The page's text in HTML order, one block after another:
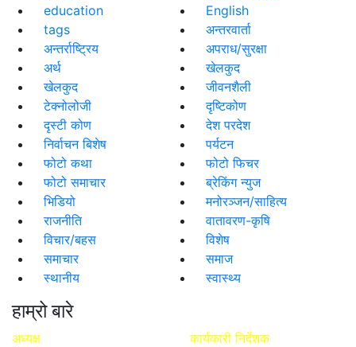
education
English
tags
अन्तरवार्ता
अन्तर्राष्ट्रिय
अपराध/सुरक्षा
अर्थ
खेलकुद
खेलकुद
जीवनशैली
टेक्नोलोजी
दृष्टिकोण
दृस्टी कोण
देश परदेश
निर्वाचन बिशेष
पर्यटन
फोटो कथा
फोटो फिचर
फोटो समाचार
ब्रेकिंग न्युज
भिडियो
मनोरञ्जन/साहित्य
राजनीति
वातावरण-कृषि
विचार/बहस
विशेष
समाचार
समाज
स्थानीय
स्वास्थ्य
हाम्रो बारे
अध्यक्ष
कार्यकारी निर्देशक